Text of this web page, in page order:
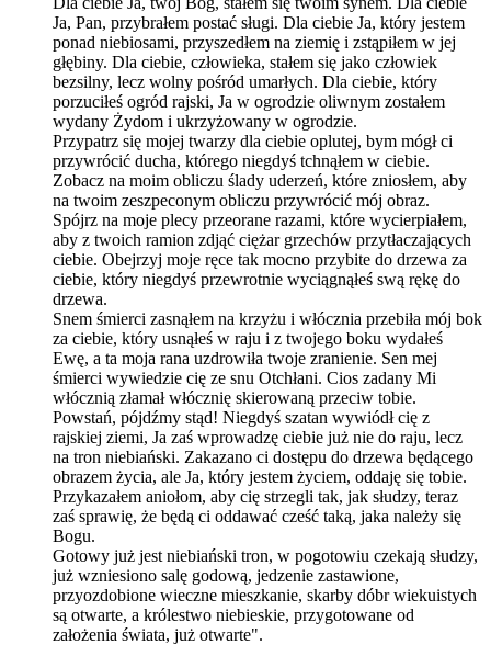
Ja, Pan, przybrałem postać sługi. Dla ciebie Ja, który jestem
ponad niebiosami, przyszedłem na ziemię i zstąpiłem w jej
głębiny. Dla ciebie, człowieka, stałem się jako człowiek
bezsilny, lecz wolny pośród umarłych. Dla ciebie, który
porzuciłeś ogród rajski, Ja w ogrodzie oliwnym zostałem
wydany Żydom i ukrzyżowany w ogrodzie.
Przypatrz się mojej twarzy dla ciebie oplutej, bym mógł ci
przywrócić ducha, którego niegdyś tchnąłem w ciebie.
Zobacz na moim obliczu ślady uderzeń, które zniosłem, aby
na twoim zeszpeconym obliczu przywrócić mój obraz.
Spójrz na moje plecy przeorane razami, które wycierpiałem,
aby z twoich ramion zdjąć ciężar grzechów przytłaczających
ciebie. Obejrzyj moje ręce tak mocno przybite do drzewa za
ciebie, który niegdyś przewrotnie wyciągnąłeś swą rękę do
drzewa.
Snem śmierci zasnąłem na krzyżu i włócznia przebiła mój bok
za ciebie, który usnąłeś w raju i z twojego boku wydałeś
Ewę, a ta moja rana uzdrowiła twoje zranienie. Sen mej
śmierci wywiedzie cię ze snu Otchłani. Cios zadany Mi
włócznią złamał włócznię skierowaną przeciw tobie.
Powstań, pójdźmy stąd! Niegdyś szatan wywiódł cię z
rajskiej ziemi, Ja zaś wprowadzę ciebie już nie do raju, lecz
na tron niebiański. Zakazano ci dostępu do drzewa będącego
obrazem życia, ale Ja, który jestem życiem, oddaję się tobie.
Przykazałem aniołom, aby cię strzegli tak, jak słudzy, teraz
zaś sprawię, że będą ci oddawać cześć taką, jaka należy się
Bogu.
Gotowy już jest niebiański tron, w pogotowiu czekają słudzy,
już wzniesiono salę godową, jedzenie zastawione,
przyozdobione wieczne mieszkanie, skarby dóbr wiekuistych
są otwarte, a królestwo niebieskie, przygotowane od
założenia świata, już otwarte".